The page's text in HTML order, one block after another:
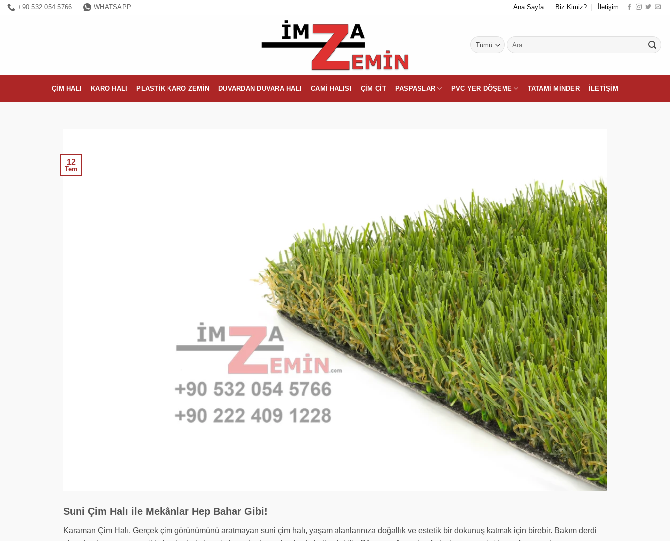
İçeriğe+90 532 054 5766 WHATSAPP Ana Sayfa Biz Kimiz? İletişim
Ara:
ÇIM HALI KARO HALI PLASTIK KARO ZEMIN DUVARDAN DUVARA HALI CAMI HALISI ÇIM ÇIT PASPASLAR PVC YER DÖŞEME TATAMI MINDER İLETIŞIM
12
Tem
Suni Çim Halı ile Mekânlar Hep Bahar Gibi!
Karaman Çim Halı. Gerçek çim görünümünü aratmayan suni çim halı, yaşam alanlarınıza doğallık ve estetik bir dokunuş katmak için birebir. Bakım derdi